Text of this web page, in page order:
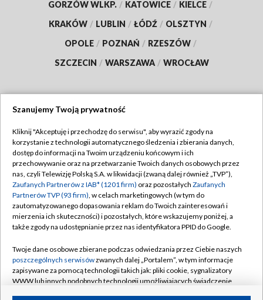
GORZÓW WLKP. / KATOWICE / KIELCE /
KRAKÓW / LUBLIN / ŁÓDŹ / OLSZTYN /
OPOLE / POZNAŃ / RZESZÓW /
SZCZECIN / WARSZAWA / WROCŁAW
TVP
Abonament TVP
Emisja w TVP
Centrum informacji TVP
Naziemna Telewizja Cyfrowa
Rada Programowa
System NOS
Informacje o nadawcy
Regulamin TVP
Polityka prywatności
Moje zgody
Pomoc
Kontakt
Szanujemy Twoją prywatność
Kliknij "Akceptuję i przechodzę do serwisu", aby wyrazić zgody na
korzystanie z technologii automatycznego śledzenia i zbierania danych,
dostęp do informacji na Twoim urządzeniu końcowym i ich
przechowywanie oraz na przetwarzanie Twoich danych osobowych przez
nas, czyli Telewizję Polską S.A. w likwidacji (zwaną dalej również „TVP”),
Zaufanych Partnerów z IAB* (1201 firm) oraz pozostałych Zaufanych
Partnerów TVP (93 firm), w celach marketingowych (w tym do
zautomatyzowanego dopasowania reklam do Twoich zainteresowań i
mierzenia ich skuteczności) i pozostałych, które wskazujemy poniżej, a
także zgody na udostępnianie przez nas identyfikatora PPID do Google.
Twoje dane osobowe zbierane podczas odwiedzania przez Ciebie naszych
poszczególnych serwisówzwanych dalej „Portalem”, w tym informacje
zapisywane za pomocą technologii takich jak: pliki cookie, sygnalizatory
WWW lub innych podobnych technologii umożliwiających świadczenie